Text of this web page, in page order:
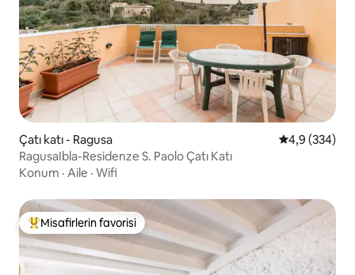
Çatı katı - Ragusa 5 üzerinden
4,9 (334)
RagusaIbla-Residenze S. Paolo Çatı Katı
Konum · Aile · Wifi
Misafirlerin favorilerinden en beğenilenler arasında
Misafirlerin favorisi